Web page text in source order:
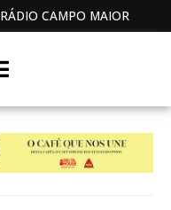
RÁDIO CAMPO MAIOR